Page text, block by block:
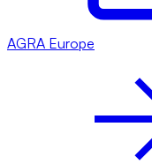
AGRA Europe